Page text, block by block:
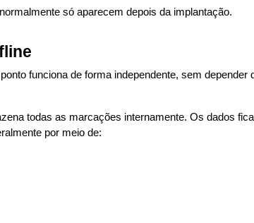
só aparecem depois da implantação.
funciona de forma independente, sem
todas as marcações internamente. Os dados
por meio de: